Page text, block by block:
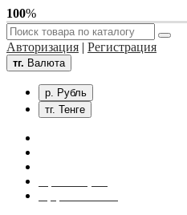
100%
Авторизация | Регистрация
тг. Валюта
р. Рубль
тг. Тенге